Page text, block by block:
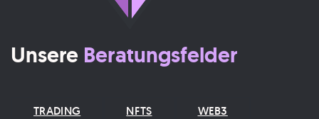
Unsere Beratungsfelder
TRADING NFTS
WEB3